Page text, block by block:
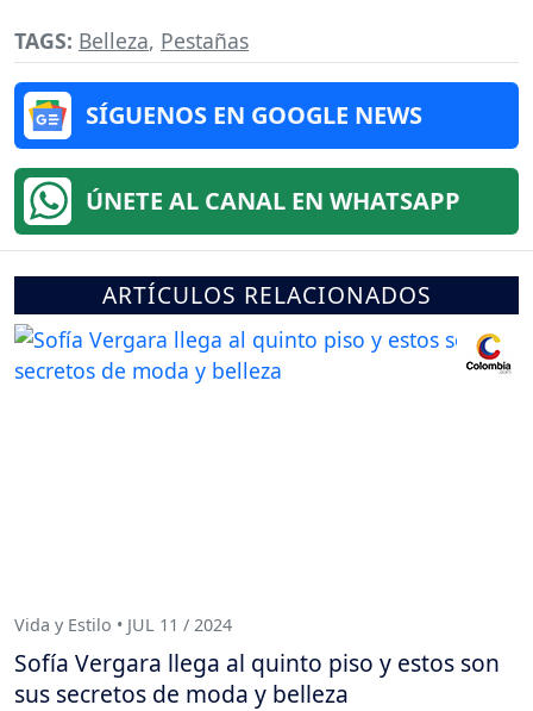
TAGS: Belleza, Pestañas
SÍGUENOS EN GOOGLE NEWS
ÚNETE AL CANAL EN WHATSAPP
ARTÍCULOS RELACIONADOS
Vida y Estilo • JUL 11 / 2024
Sofía Vergara llega al quinto piso y estos son
sus secretos de moda y belleza